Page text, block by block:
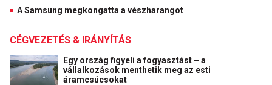
A Samsung megkongatta a vészharangot
CÉGVEZETÉS & IRÁNYÍTÁS
Egy ország figyeli a fogyasztást – a
vállalkozások menthetik meg az esti
áramcsúcsokat